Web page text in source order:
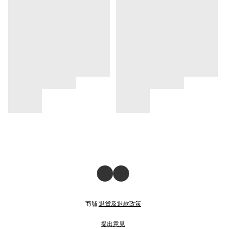
商舖 退貨及退款政策
提出意見